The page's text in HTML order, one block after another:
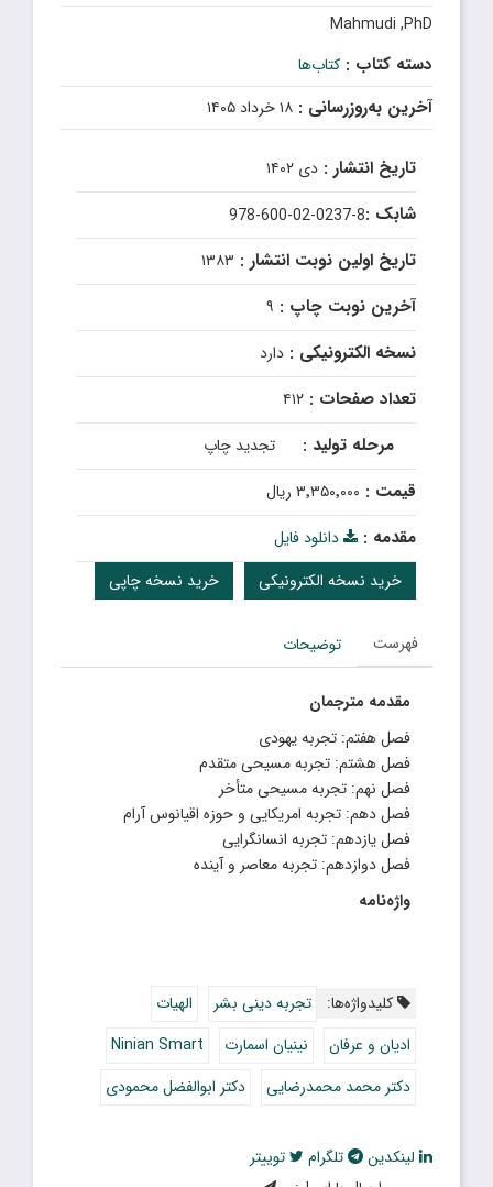
Mahmudi ,PhD
دسته کتاب : کتاب‌ها
آخرین به‌روزرسانی : ۱۸ خرداد ۱۴۰۵
تاریخ انتشار : دی ۱۴۰۲
شابک :978-600-02-0237-8
تاریخ اولین نوبت انتشار : ۱۳۸۳
آخرین نوبت چاپ : ۹
نسخه الکترونیکی : دارد
تعداد صفحات : ۴۱۲
مرحله تولید : تجدید چاپ
قیمت : ۳٬۳۵۰٬۰۰۰ ریال
مقدمه :
دانلود فایل
خرید نسخه چاپی
خرید نسخه الکترونیکی
فهرست توضیحات
مقدمه مترجمان
فصل هفتم: تجربه یهودی
فصل هشتم: تجربه مسیحی متقدم
فصل نهم: تجربه مسیحی متأخر
فصل دهم: تجربه امریکایی و حوزه اقیانوس آرام
فصل یازدهم: تجربه انسانگرایی
فصل دوازدهم: تجربه معاصر و آینده
واژه‌نامه
کلیدواژه‌ها: تجربه دینى بشر
الهیات
ادیان و عرفان
نینیان اسمارت
Ninian Smart
دکتر محمد محمدرضایى
دکتر ابوالفضل محمودى
لینکدین تلگرام
توییتر